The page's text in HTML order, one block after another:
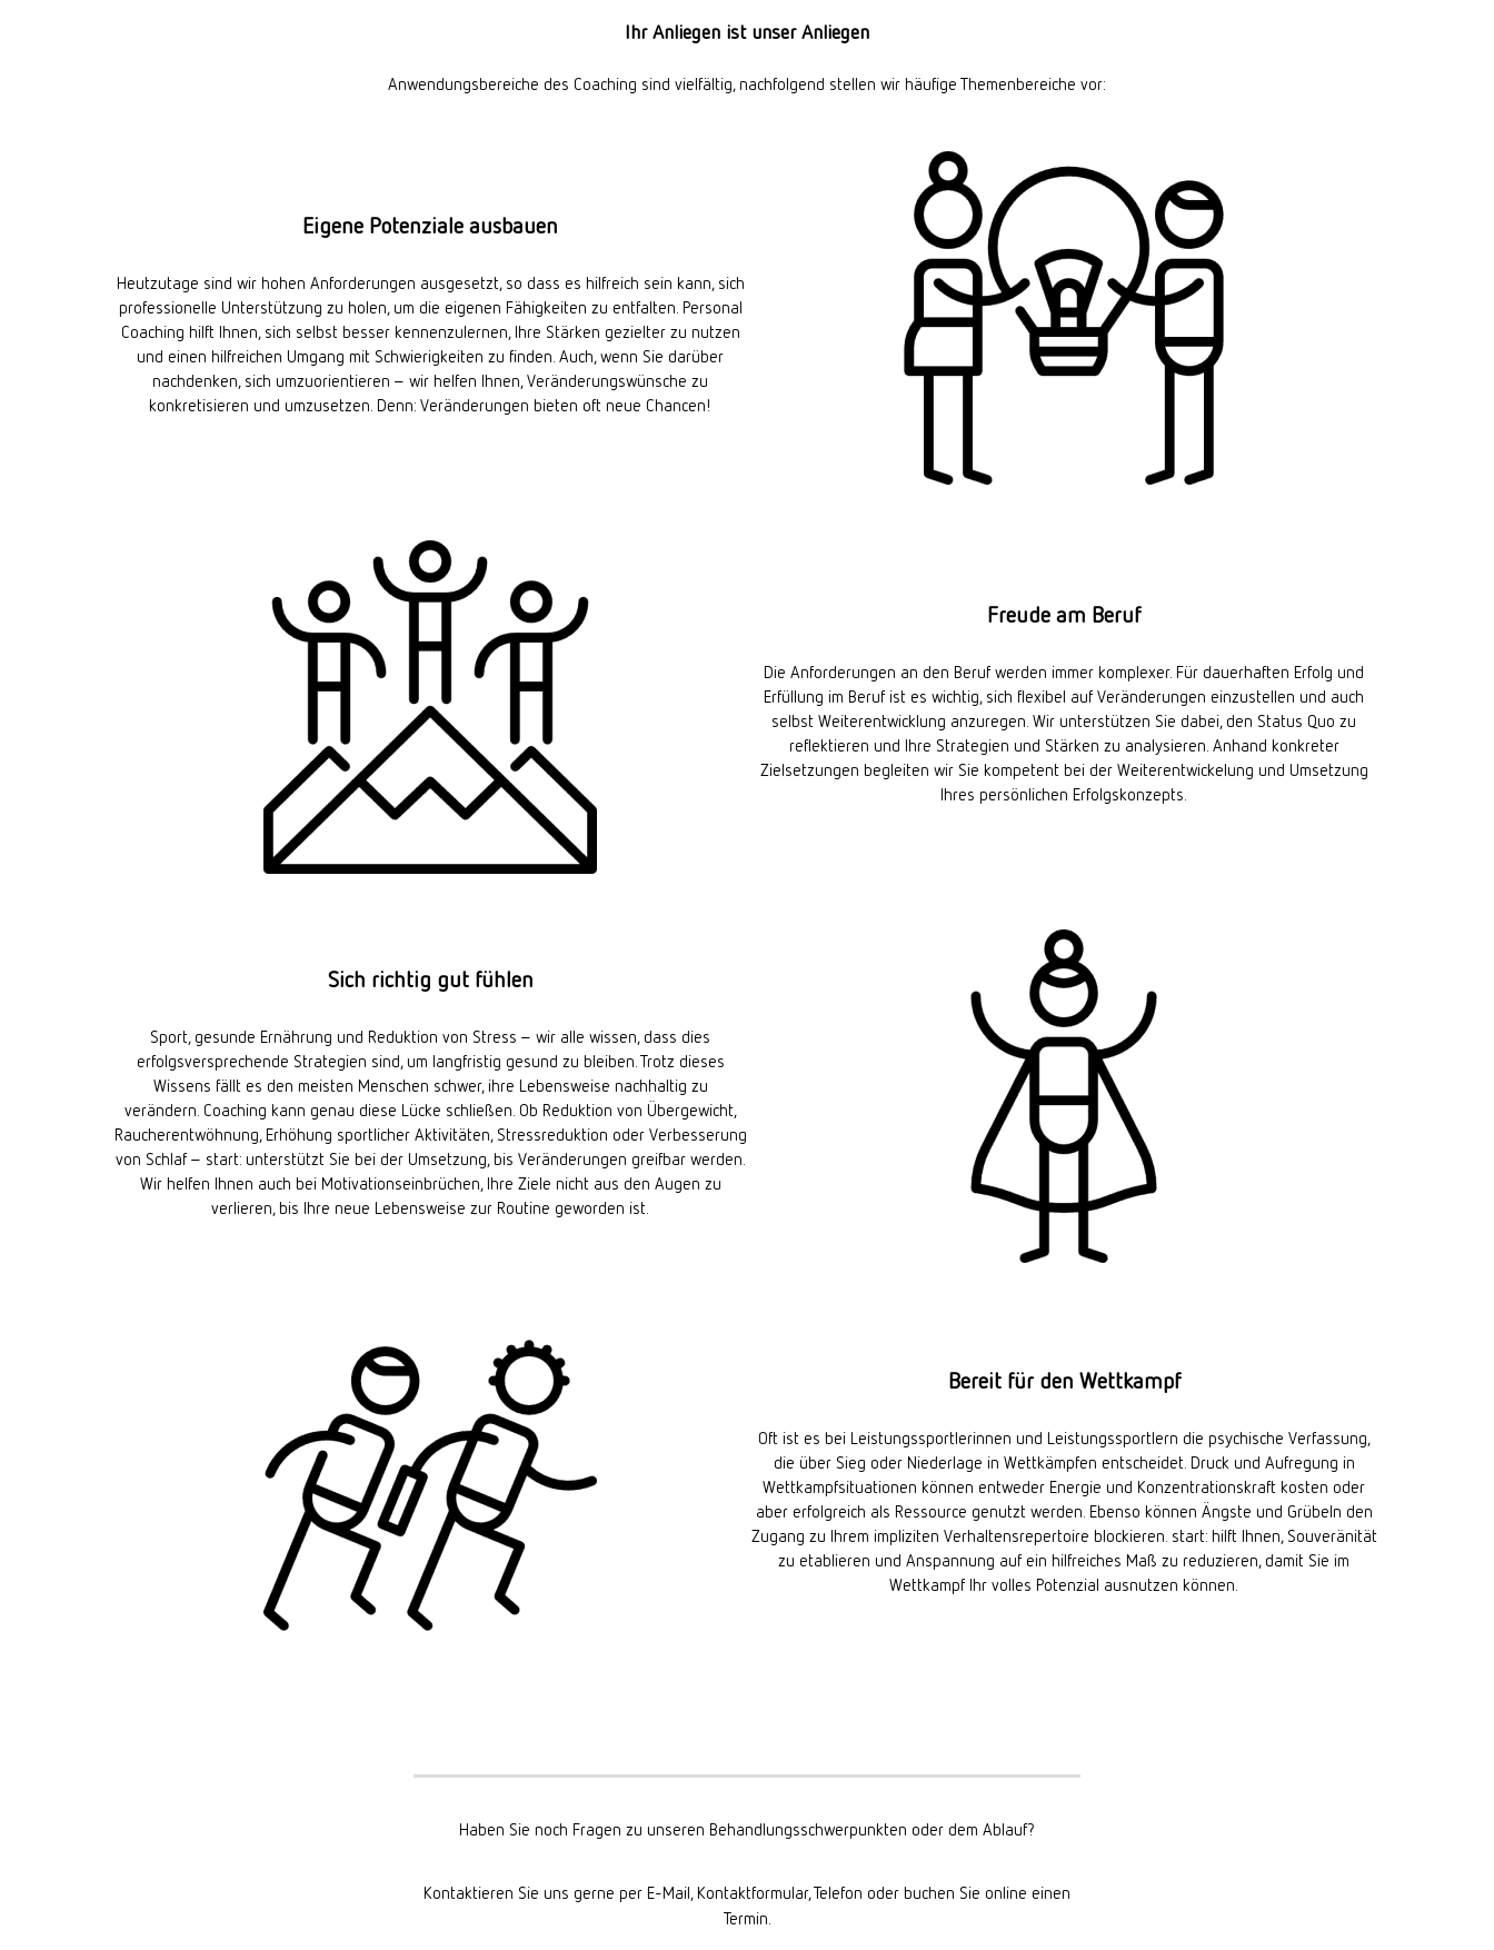
Ihr Anliegen ist unser Anliegen
Anwendungsbereiche des Coaching sind vielfältig, nachfolgend stellen wir häufige Themenbereiche vor:
Eigene Potenziale ausbauen
Heutzutage sind wir hohen Anforderungen ausgesetzt, so dass es hilfreich sein kann, sich
professionelle Unterstützung zu holen, um die eigenen Fähigkeiten zu entfalten. Personal
Coaching hilft Ihnen, sich selbst besser kennenzulernen, Ihre Stärken gezielter zu nutzen
und einen hilfreichen Umgang mit Schwierigkeiten zu finden. Auch, wenn Sie darüber
nachdenken, sich umzuorientieren – wir helfen Ihnen, Veränderungswünsche zu
konkretisieren und umzusetzen. Denn: Veränderungen bieten oft neue Chancen!
Freude am Beruf
Die Anforderungen an den Beruf werden immer komplexer. Für dauerhaften Erfolg und
Erfüllung im Beruf ist es wichtig, sich flexibel auf Veränderungen einzustellen und auch
selbst Weiterentwicklung anzuregen. Wir unterstützen Sie dabei, den Status Quo zu
reflektieren und Ihre Strategien und Stärken zu analysieren. Anhand konkreter
Zielsetzungen begleiten wir Sie kompetent bei der Weiterentwickelung und Umsetzung
Ihres persönlichen Erfolgskonzepts.
Sich richtig gut fühlen
Sport, gesunde Ernährung und Reduktion von Stress – wir alle wissen, dass dies
erfolgsversprechende Strategien sind, um langfristig gesund zu bleiben. Trotz dieses
Wissens fällt es den meisten Menschen schwer, ihre Lebensweise nachhaltig zu
verändern. Coaching kann genau diese Lücke schließen. Ob Reduktion von Übergewicht,
Raucherentwöhnung, Erhöhung sportlicher Aktivitäten, Stressreduktion oder Verbesserung
von Schlaf – start: unterstützt Sie bei der Umsetzung, bis Veränderungen greifbar werden.
Wir helfen Ihnen auch bei Motivationseinbrüchen, Ihre Ziele nicht aus den Augen zu
verlieren, bis Ihre neue Lebensweise zur Routine geworden ist.
Bereit für den Wettkampf
Oft ist es bei Leistungssportlerinnen und Leistungssportlern die psychische Verfassung,
die über Sieg oder Niederlage in Wettkämpfen entscheidet. Druck und Aufregung in
Wettkampfsituationen können entweder Energie und Konzentrationskraft kosten oder
aber erfolgreich als Ressource genutzt werden. Ebenso können Ängste und Grübeln den
Zugang zu Ihrem impliziten Verhaltensrepertoire blockieren. start: hilft Ihnen, Souveränität
zu etablieren und Anspannung auf ein hilfreiches Maß zu reduzieren, damit Sie im
Wettkampf Ihr volles Potenzial ausnutzen können.
Haben Sie noch Fragen zu unseren Behandlungsschwerpunkten oder dem Ablauf?
Kontaktieren Sie uns gerne per E-Mail, Kontaktformular, Telefon oder buchen Sie online einen
Termin.